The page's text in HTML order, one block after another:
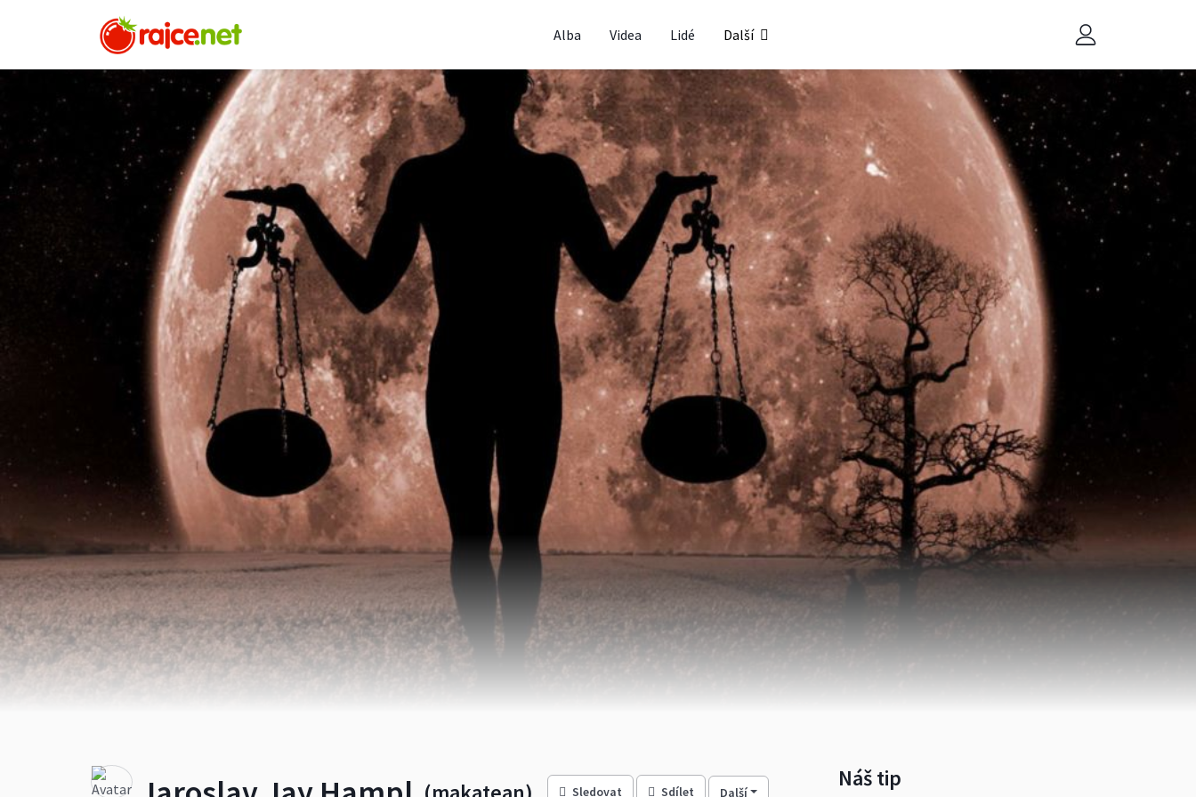
Alba Videa Lidé Další
Sledovat Sdílet Další
Náš tip